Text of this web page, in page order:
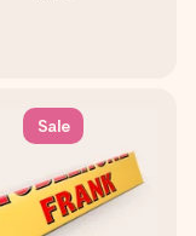
Sale